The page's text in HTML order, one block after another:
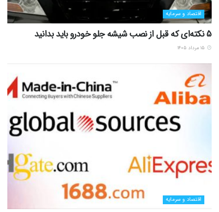
اقتصاد و سرمایه
5 نکته‌ای که قبل از نصب شیشه جلو خودرو باید بدانید
اقتصاد و سرمایه